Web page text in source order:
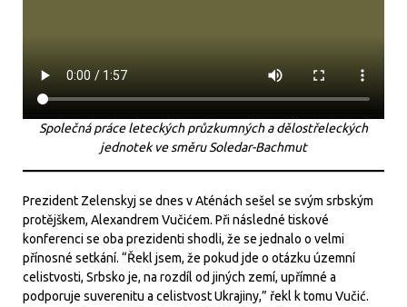
Společná práce leteckých průzkumných a dělostřeleckých
jednotek ve směru Soledar-Bachmut
Prezident Zelenskyj se dnes v Aténách sešel se svým srbským
protějškem, Alexandrem Vučićem. Při následné tiskové
konferenci se oba prezidenti shodli, že se jednalo o velmi
přínosné setkání. “Řekl jsem, že pokud jde o otázku územní
celistvosti, Srbsko je, na rozdíl od jiných zemí, upřímné a
podporuje suverenitu a celistvost Ukrajiny,” řekl k tomu Vučić.